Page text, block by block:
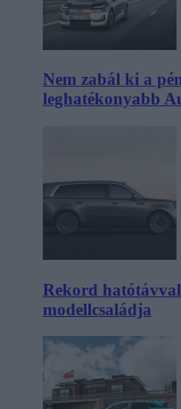
Nem zabál ki a
leghatékonyabb
Rekord
modellcsaládja